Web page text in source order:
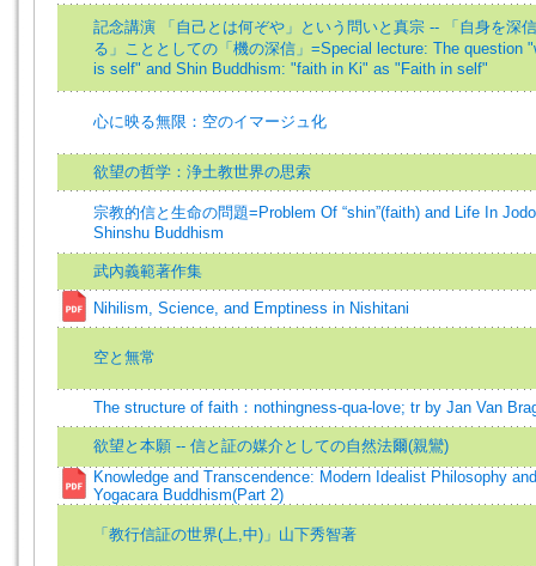
記念講演 「自己とは何ぞや」という問いと真宗 -- 「自身を深
る」こととしての「機の深信」=Special lecture: The question
is self" and Shin Buddhism: "faith in Ki" as "Faith in self"
心に映る無限：空のイマージュ化
欲望の哲学：浄土教世界の思索
宗教的信と生命の問題=Problem Of “shin”(faith) and Life In
Shinshu Buddhism
武內義範著作集
Nihilism, Science, and Emptiness in Nishitani
空と無常
The structure of faith：nothingness-qua-love; tr by Jan Van
欲望と本願 -- 信と証の媒介としての自然法爾(親鸞)
Knowledge and Transcendence: Modern Idealist Philosophy and
Yogacara Buddhism(Part 2)
「教行信証の世界(上,中)」山下秀智著